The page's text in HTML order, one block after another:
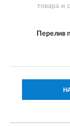
товара и
Перелив